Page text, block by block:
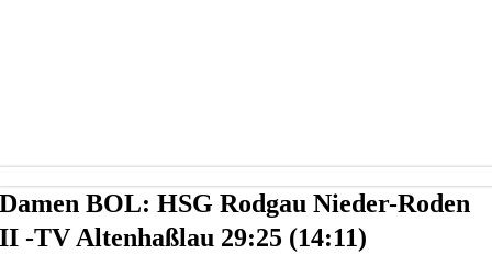
Damen BOL: HSG Rodgau Nieder-Roden
II -TV Altenhaßlau 29:25 (14:11)